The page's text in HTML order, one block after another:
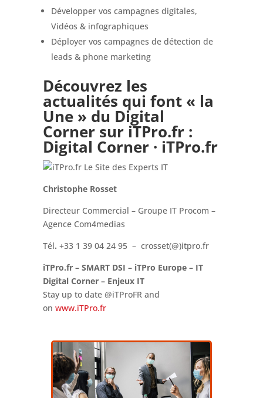
Développer vos campagnes digitales,
Vidéos & infographiques
Déployer vos campagnes de détection de
leads & phone marketing
Découvrez les
actualités qui font « la
Une » du Digital
Corner sur iTPro.fr :
Digital Corner · iTPro.fr
Christophe Rosset
Directeur Commercial – Groupe IT Procom –
Agence Com4medias
Tél. +33 1 39 04 24 95 – crosset(@)itpro.fr
iTPro.fr – SMART DSI – iTPro Europe – IT
Digital Corner – Enjeux IT
Stay up to date @iTProFR and
on www.iTPro.fr